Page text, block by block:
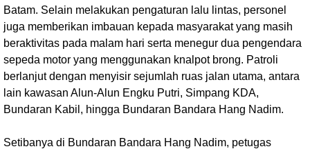
Batam. Selain melakukan pengaturan lalu lintas, personel
juga memberikan imbauan kepada masyarakat yang masih
beraktivitas pada malam hari serta menegur dua pengendara
sepeda motor yang menggunakan knalpot brong. Patroli
berlanjut dengan menyisir sejumlah ruas jalan utama, antara
lain kawasan Alun-Alun Engku Putri, Simpang KDA,
Bundaran Kabil, hingga Bundaran Bandara Hang Nadim.
Setibanya di Bundaran Bandara Hang Nadim, petugas